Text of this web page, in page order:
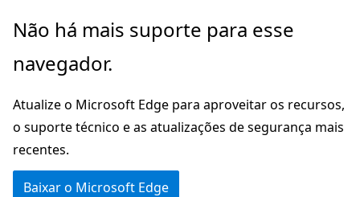
Pular
o
principal
Não há mais suporte para esse
navegador.
Atualize o Microsoft Edge para aproveitar os recursos,
o suporte técnico e as atualizações de segurança mais
recentes.
Baixar o Microsoft Edge